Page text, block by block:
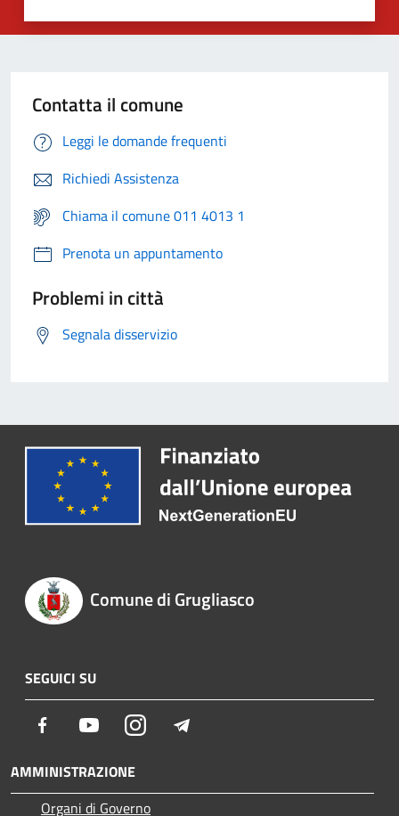
Contatta il comune
Leggi le domande frequenti
Richiedi Assistenza
Chiama il comune 011 4013 1
Prenota un appuntamento
Problemi in città
Segnala disservizio
Comune di Grugliasco
SEGUICI SU
Facebook YoutubeInstagram
AMMINISTRAZIONE
Organi di Governo